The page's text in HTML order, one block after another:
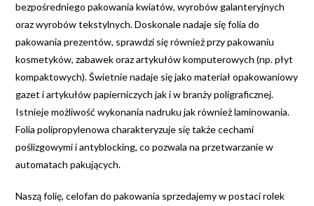
bezpośredniego pakowania kwiatów, wyrobów galanteryjnych
oraz wyrobów tekstylnych. Doskonale nadaje się folia do
pakowania prezentów, sprawdzi się również przy pakowaniu
kosmetyków, zabawek oraz artykułów komputerowych (np. płyt
kompaktowych). Świetnie nadaje się jako materiał opakowaniowy
gazet i artykułów papierniczych jak i w branży poligraficznej.
Istnieje możliwość wykonania nadruku jak również laminowania.
Folia polipropylenowa charakteryzuje się także cechami
poślizgowymi i antyblocking, co pozwala na przetwarzanie w
automatach pakujących.
Naszą folię, celofan do pakowania sprzedajemy w postaci rolek